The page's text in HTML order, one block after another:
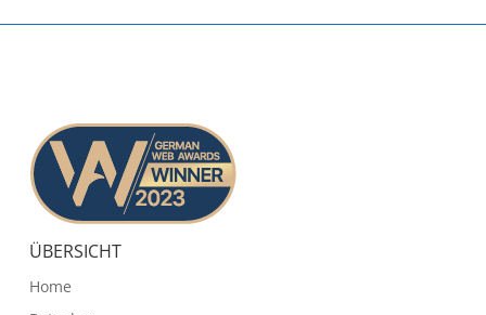
ÜBERSICHT
Home